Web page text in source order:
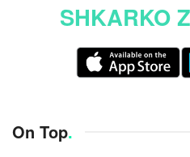
SHKARKO
On Top.